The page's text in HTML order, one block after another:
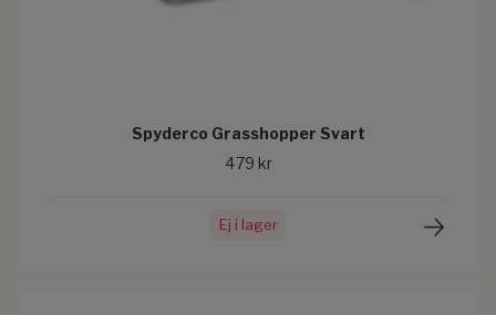
Spyderco Grasshopper Svart
479 kr
Ej i lager